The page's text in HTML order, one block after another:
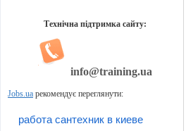
Технічна підтримка сайту:
info@training.ua
Jobs.ua рекомендує переглянути:
работа сантехник в киеве